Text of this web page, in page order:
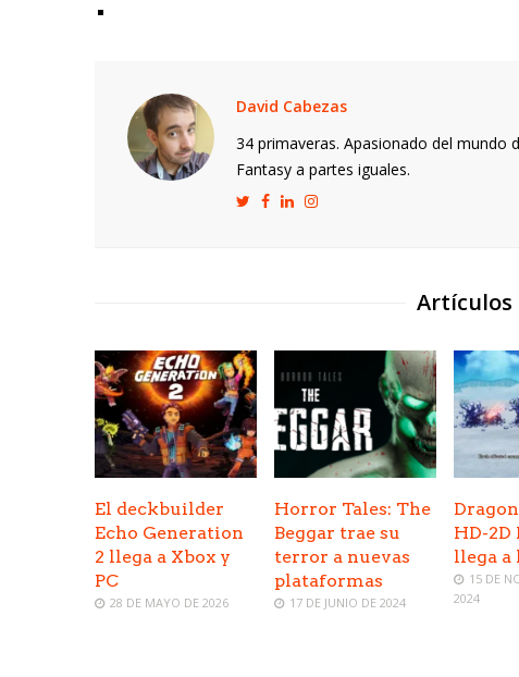
David Cabezas
34 primaveras. Apasionado del mundo
Fantasy a partes iguales.
Artículos
El deckbuilder
Echo Generation
2 llega a Xbox y
PC
28 DE MAYO DE 2026
Horror Tales: The
Beggar trae su
terror a nuevas
plataformas
17 DE JUNIO DE 2024
HD-2D
llega a
15 DE
2024